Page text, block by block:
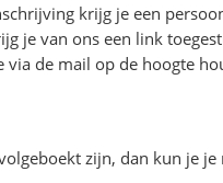
krijg je een
je van ons een link
de mail op de hoogte
zijn, dan kun je je